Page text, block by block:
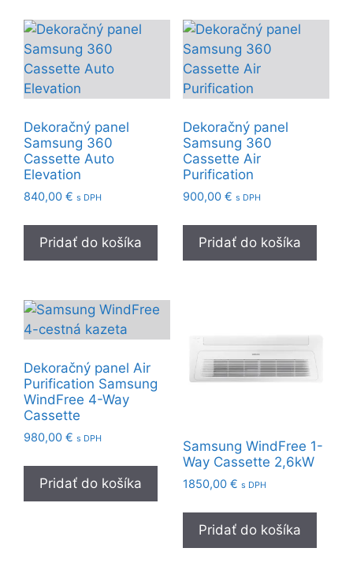
Dekoračný panel
Samsung 360
Cassette Auto
Elevation
840,00 € s DPH
Pridať do košíka
Dekoračný panel
Samsung 360
Cassette Air
Purification
900,00 € s DPH
Pridať do košíka
Dekoračný panel Air
Purification Samsung
WindFree 4-Way
Cassette
980,00 € s DPH
Pridať do košíka
Samsung WindFree 1-
Way Cassette 2,6kW
1850,00 € s DPH
Pridať do košíka